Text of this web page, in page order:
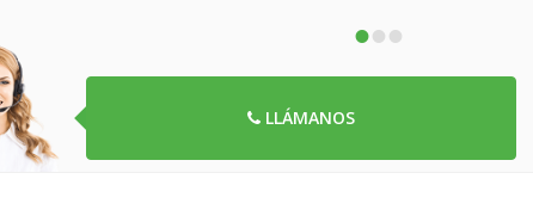
•••
LLÁMANOS